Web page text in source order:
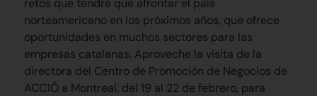
retos que tendrá que afrontar el país
norteamericano en los próximos años, que ofrece
oportunidades en muchos sectores para las
empresas catalanas. Aproveche la visita de la
directora del Centro de Promoción de Negocios de
ACC1Ó a Montreal, del 19 al 22 de febrero, para